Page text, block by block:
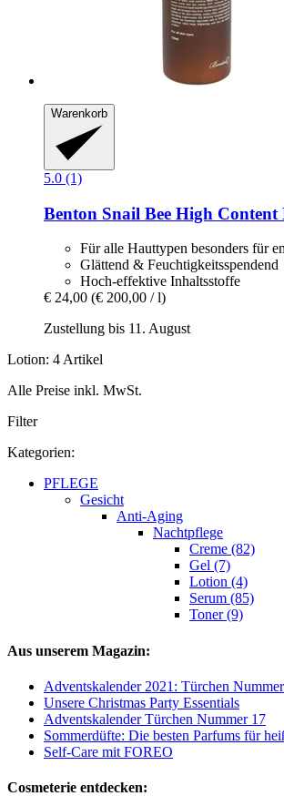
Warenkorb
5.0 (1)
Benton Snail Bee High
Für alle Hauttypen besonders für
Glättend & Feuchtigkeitsspendend
Hoch-effektive Inhaltsstoffe
€ 24,00 (€ 200,00 / l)
Zustellung bis 11. August
Lotion: 4 Artikel
Alle Preise inkl. MwSt.
Filter
Kategorien:
PFLEGE
Gesicht
Anti-Aging
Nachtpflege
Creme (82)
Gel (7)
Lotion (4)
Serum (85)
Toner (9)
Aus unserem Magazin:
Adventskalender 2021: Türchen
Unsere Christmas Party Essentials
Adventskalender Türchen Nummer 17
Sommerdüfte: Die besten Parfums für
Self-Care mit FOREO
Cosmeterie entdecken: